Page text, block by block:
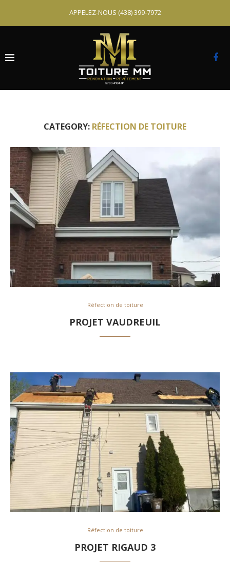
APPELEZ-NOUS (438) 399-7972
CATEGORY: RÉFECTION DE TOITURE
Réfection de toiture
PROJET VAUDREUIL
Réfection de toiture
PROJET RIGAUD 3